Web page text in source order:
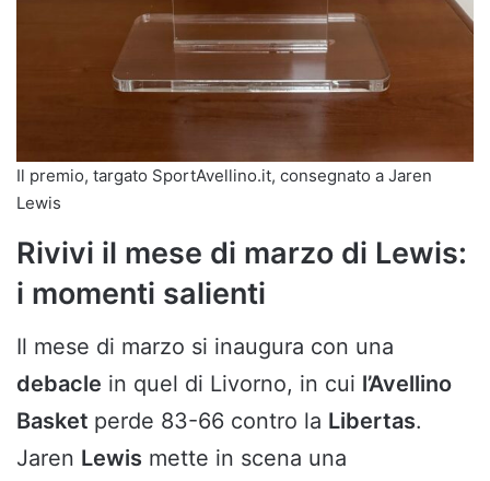
Il premio, targato SportAvellino.it, consegnato a Jaren
Lewis
Rivivi il mese di marzo di Lewis:
i momenti salienti
Il mese di marzo si inaugura con una
debacle in quel di Livorno, in cui l’Avellino
Basket perde 83-66 contro la Libertas.
Jaren Lewis mette in scena una